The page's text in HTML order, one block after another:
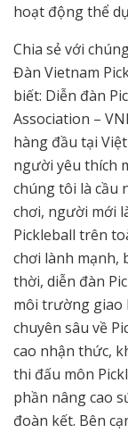
hoạt động thể
Chia sẻ với
Đàn Vietnam
biết: Diễn đàn
Association –
hàng đầu tại
người yêu thích
chúng tôi là cầu
chơi, người mới
Pickleball trên
chơi lành mạnh,
thời, diễn đàn
môi trường giao
chuyên sâu về
cao nhận thức,
thi đấu môn
phần nâng cao
đoàn kết. Bên